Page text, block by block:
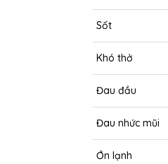
Sốt
Khó thở
Đau đầu
Đau nhức mũi
Ớn lạnh